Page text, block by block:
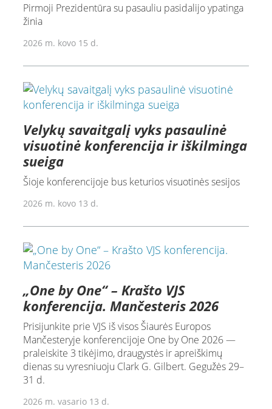
Pirmoji Prezidentūra su pasauliu pasidalijo ypatinga
žinia
2026 m. kovo 15 d.
Velykų savaitgalį vyks pasaulinė
visuotinė konferencija ir iškilminga
sueiga
Šioje konferencijoje bus keturios visuotinės sesijos
2026 m. kovo 13 d.
„One by One“ – Krašto VJS
konferencija. Mančesteris 2026
Prisijunkite prie VJS iš visos Šiaurės Europos
Mančesteryje konferencijoje One by One 2026 —
praleiskite 3 tikėjimo, draugystės ir apreiškimų
dienas su vyresniuoju Clark G. Gilbert. Gegužės 29–
31 d.
2026 m. vasario 13 d.